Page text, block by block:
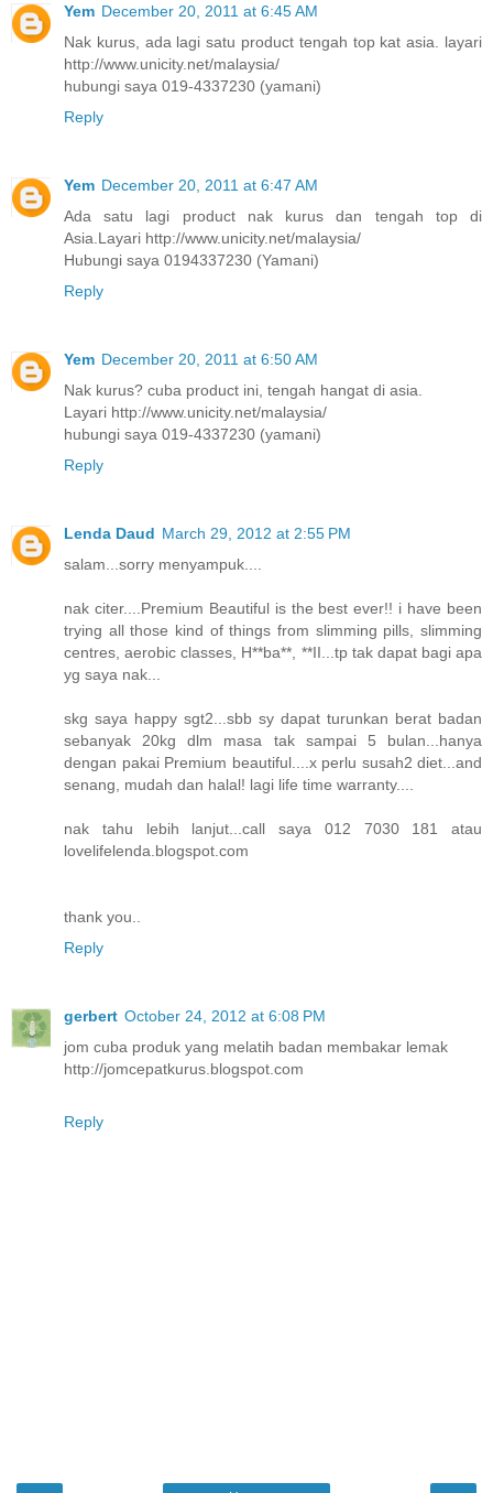
Yem December 20, 2011 at 6:45 AM
Nak kurus, ada lagi satu product tengah top kat asia. layari
http://www.unicity.net/malaysia/
hubungi saya 019-4337230 (yamani)
Reply
Yem December 20, 2011 at 6:47 AM
Ada satu lagi product nak kurus dan tengah top di
Asia.Layari http://www.unicity.net/malaysia/
Hubungi saya 0194337230 (Yamani)
Reply
Yem December 20, 2011 at 6:50 AM
Nak kurus? cuba product ini, tengah hangat di asia.
Layari http://www.unicity.net/malaysia/
hubungi saya 019-4337230 (yamani)
Reply
Lenda Daud March 29, 2012 at 2:55 PM
salam...sorry menyampuk....
nak citer....Premium Beautiful is the best ever!! i have been
trying all those kind of things from slimming pills, slimming
centres, aerobic classes, H**ba**, **II...tp tak dapat bagi apa
yg saya nak...
skg saya happy sgt2...sbb sy dapat turunkan berat badan
sebanyak 20kg dlm masa tak sampai 5 bulan...hanya
dengan pakai Premium beautiful....x perlu susah2 diet...and
senang, mudah dan halal! lagi life time warranty....
nak tahu lebih lanjut...call saya 012 7030 181 atau
lovelifelenda.blogspot.com
thank you..
Reply
gerbert October 24, 2012 at 6:08 PM
jom cuba produk yang melatih badan membakar lemak
http://jomcepatkurus.blogspot.com
Reply